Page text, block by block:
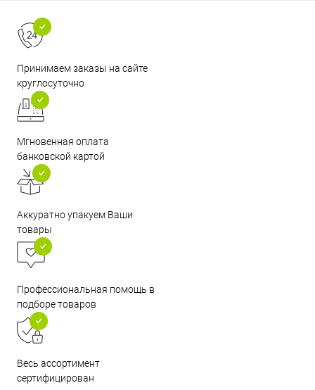
Принимаем заказы на сайте
круглосуточно
Мгновенная оплата
банковской картой
Аккуратно упакуем Ваши
товары
Профессиональная помощь в
подборе товаров
Весь ассортимент
сертифицирован